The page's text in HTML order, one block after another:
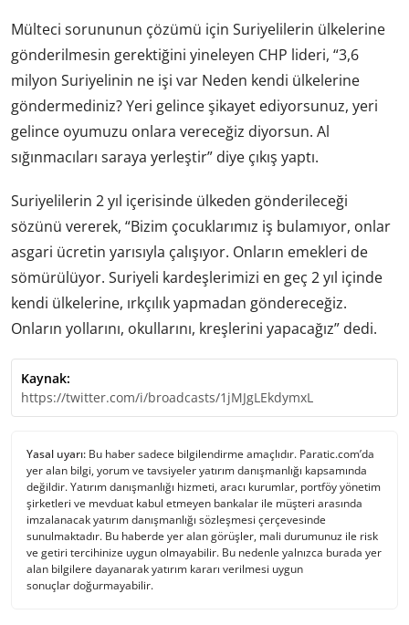
Mülteci sorununun çözümü için Suriyelilerin ülkelerine
gönderilmesin gerektiğini yineleyen CHP lideri, “3,6
milyon Suriyelinin ne işi var Neden kendi ülkelerine
göndermediniz? Yeri gelince şikayet ediyorsunuz, yeri
gelince oyumuzu onlara vereceğiz diyorsun. Al
sığınmacıları saraya yerleştir” diye çıkış yaptı.
Suriyelilerin 2 yıl içerisinde ülkeden gönderileceği
sözünü vererek, “Bizim çocuklarımız iş bulamıyor, onlar
asgari ücretin yarısıyla çalışıyor. Onların emekleri de
sömürülüyor. Suriyeli kardeşlerimizi en geç 2 yıl içinde
kendi ülkelerine, ırkçılık yapmadan göndereceğiz.
Onların yollarını, okullarını, kreşlerini yapacağız” dedi.
Kaynak:
https://twitter.com/i/broadcasts/1jMJgLEkdymxL
Yasal uyarı: Bu haber sadece bilgilendirme amaçlıdır. Paratic.com’da
yer alan bilgi, yorum ve tavsiyeler yatırım danışmanlığı kapsamında
değildir. Yatırım danışmanlığı hizmeti, aracı kurumlar, portföy yönetim
şirketleri ve mevduat kabul etmeyen bankalar ile müşteri arasında
imzalanacak yatırım danışmanlığı sözleşmesi çerçevesinde
sunulmaktadır. Bu haberde yer alan görüşler, mali durumunuz ile risk
ve getiri tercihinize uygun olmayabilir. Bu nedenle yalnızca burada yer
alan bilgilere dayanarak yatırım kararı verilmesi uygun
sonuçlar doğurmayabilir.